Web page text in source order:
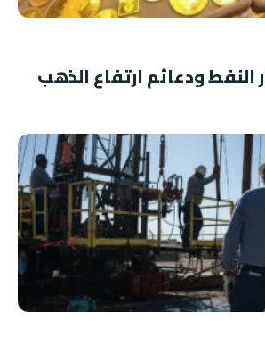
ودعائم ارتفاع الذهب